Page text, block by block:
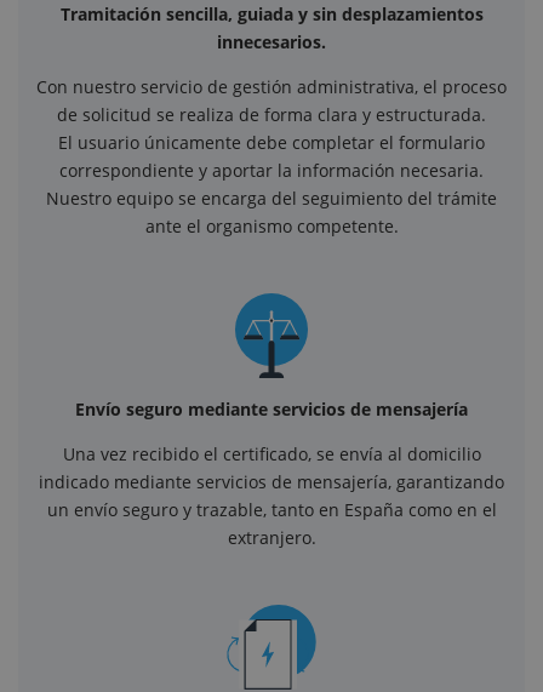
Tramitación sencilla, guiada y sin desplazamientos
innecesarios.
Con nuestro servicio de gestión administrativa, el proceso
de solicitud se realiza de forma clara y estructurada.
El usuario únicamente debe completar el formulario
correspondiente y aportar la información necesaria.
Nuestro equipo se encarga del seguimiento del trámite
ante el organismo competente.
Envío seguro mediante servicios de mensajería
Una vez recibido el certificado, se envía al domicilio
indicado mediante servicios de mensajería, garantizando
un envío seguro y trazable, tanto en España como en el
extranjero.